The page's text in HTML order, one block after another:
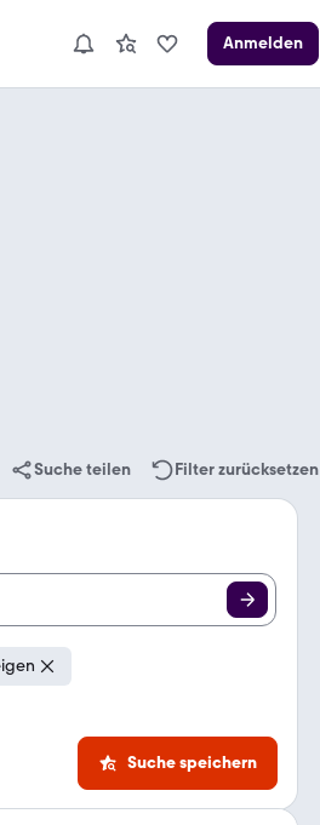
Anmelden
Suche teilen Filter zurücksetzen
Suche speichern